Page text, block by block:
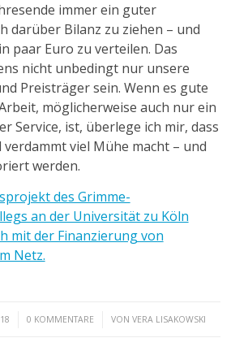
immer ein guter
darüber Bilanz zu ziehen – und
paar Euro zu verteilen. Das
nicht unbedingt nur unsere
Preisträger sein. Wenn es gute
möglicherweise auch nur ein
Service, ist, überlege ich mir, dass
verdammt viel Mühe macht – und
werden.
des Grimme-
an der Universität zu Köln
mit der Finanzierung von
Netz.
0 KOMMENTARE
/ VON VERA LISAKOWSKI